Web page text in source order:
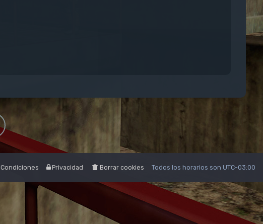
Todos los horarios son UTC-03:00
Borrar cookies
Privacidad
Condiciones